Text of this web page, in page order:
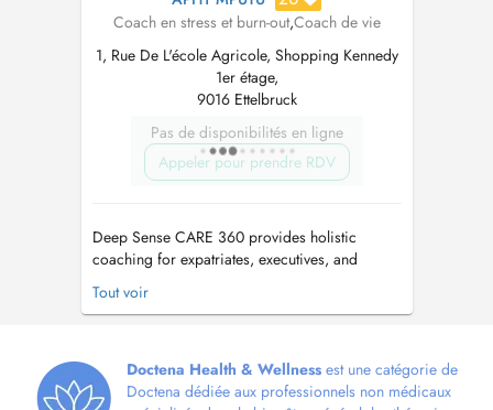
Coach en stress et burn-out,Coach de vie
1, Rue De L'école Agricole, Shopping Kennedy
1er étage,
9016 Ettelbruck
Pas de disponibilités en ligne
Appeler pour prendre RDV
Deep Sense CARE 360 provides holistic
coaching for expatriates, executives, and
families in person in Luxembourg or remotely
worldwide. More than classic coaching, it
and community accompaniment alongside a
long ...
Tout voir
Doctena Health & Wellness est une catégorie de
Doctena dédiée aux professionnels non médicaux